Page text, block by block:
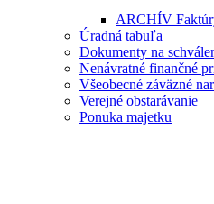
ARCHÍV
Úradná tabuľa
Dokumenty na
Nenávratné finančné
Všeobecné záväzné
Verejné obstarávanie
Ponuka majetku